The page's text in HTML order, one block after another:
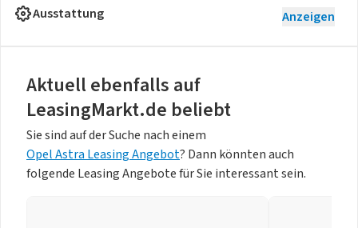
Ausstattung Anzeigen
Aktuell ebenfalls auf
LeasingMarkt.de beliebt
Sie sind auf der Suche nach einem
Opel Astra Leasing Angebot? Dann könnten auch
folgende Leasing Angebote für Sie interessant sein.